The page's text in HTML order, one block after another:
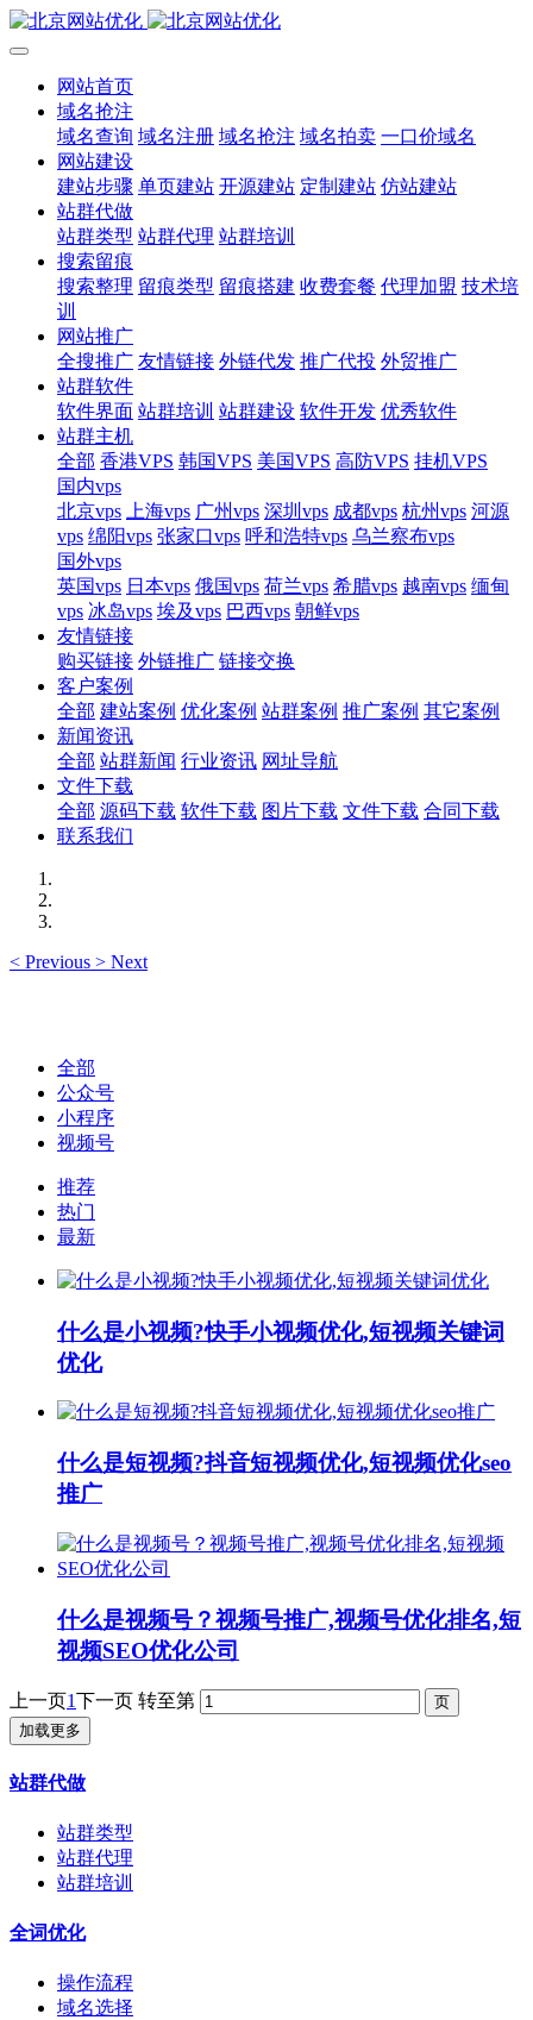
网站首页
域名抢注
域名查询 域名注册 域名抢注 域名拍卖 一口价域名
网站建设
建站步骤 单页建站 开源建站 定制建站 仿站建站
站群代做
站群类型 站群代理 站群培训
搜索留痕
搜索整理 留痕类型 留痕搭建 收费套餐 代理加盟 技术培
训
网站推广
全搜推广 友情链接 外链代发 推广代投 外贸推广
站群软件
软件界面 站群培训 站群建设 软件开发 优秀软件
站群主机
全部 香港VPS 韩国VPS 美国VPS 高防VPS 挂机VPS
国内vps
北京vps
上海vps 广州vps 深圳vps 成都vps 杭州vps 河源
vps 绵阳vps 张家口vps 呼和浩特vps 乌兰察布vps
国外vps
英国vps 日本vps 俄国vps 荷兰vps 希腊vps 越南vps 缅甸
vps 冰岛vps 埃及vps 巴西vps 朝鲜vps
友情链接
购买链接 外链推广 链接交换
客户案例
全部 建站案例 优化案例 站群案例 推广案例 其它案例
新闻资讯
全部 站群新闻 行业资讯 网址导航
文件下载
全部 源码下载 软件下载 图片下载 文件下载 合同下载
联系我们
< Previous > Next
全部
公众号
小程序
视频号
推荐
热门
最新
什么是小视频?快手小视频优化,短视频关键词
优化
什么是短视频?抖音短视频优化,短视频优化seo
推广
什么是视频号？视频号推广,视频号优化排名,短
视频SEO优化公司
上一页1下一页 转至第
加载更多
站群代做
站群类型
站群代理
站群培训
全词优化
操作流程
域名选择